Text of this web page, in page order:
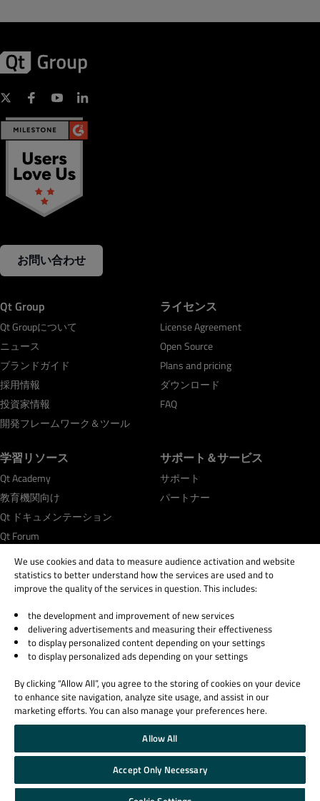
お問い合わせ
Qt Group
Qt Groupについて
ニュース
ブランドガイド
採用情報
投資家情報
開発フレームワーク＆ツール
ライセンス
License Agreement
Open Source
Plans and pricing
ダウンロード
FAQ
学習リソース
Qt Academy
教育機関向け
Qt ドキュメンテーション
Qt Forum
サポート＆サービス
サポート
パートナー
© 2026 The Qt Company
Legal Notice
Privacy and Cookie Policy
Trust Center
Cookie Settings
Email Preferences
Qt Group includes The Qt Company Oy and its global subsidiaries and affiliates.
We use cookies and data to measure audience activation and website
statistics to better understand how the services are used and to
improve the quality of the services in question. This includes:
the development and improvement of new services
delivering advertisements and measuring their effectiveness
to display personalized content depending on your settings
to display personalized ads depending on your settings
By clicking “Allow All”, you agree to the storing of cookies on your device
to enhance site navigation, analyze site usage, and assist in our
marketing efforts. You can also manage your preferences here.
Allow All
Accept Only Necessary